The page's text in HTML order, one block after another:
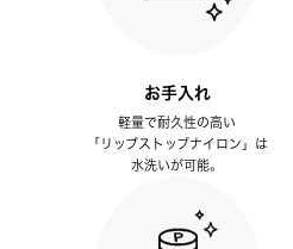
お手入れ
軽量で耐久性の高い
「リップストップナイロン」は
水洗いが可能。